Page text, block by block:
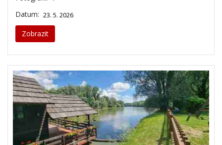
Datum: 23. 5. 2026
Zobrazit